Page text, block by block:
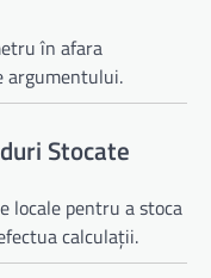
în afara
argumentului.
Stocate
locale pentru a stoca
calculații.